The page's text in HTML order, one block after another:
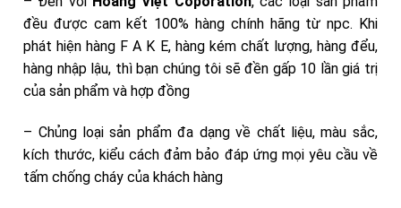
đều được cam kết 100% hàng chính hãng từ npc. Khi
phát hiện hàng F A K E, hàng kém chất lượng, hàng đểu,
hàng nhập lậu, thì bạn chúng tôi sẽ đền gấp 10 lần giá trị
của sản phẩm và hợp đồng
– Chủng loại sản phẩm đa dạng về chất liệu, màu sắc,
kích thước, kiểu cách đảm bảo đáp ứng mọi yêu cầu về
tấm chống cháy của khách hàng